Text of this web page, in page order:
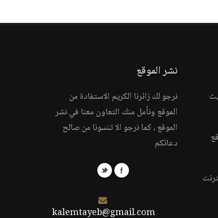
نشر الموقع
نرجو لك زائرنا الكريم الاستفادة من
الموقع ونأمل منك التعاون معنا في نشر
الموقع ، كما نرجو الا تنسونا من صالح
دعائكم
kalemtayeb@gmail.com